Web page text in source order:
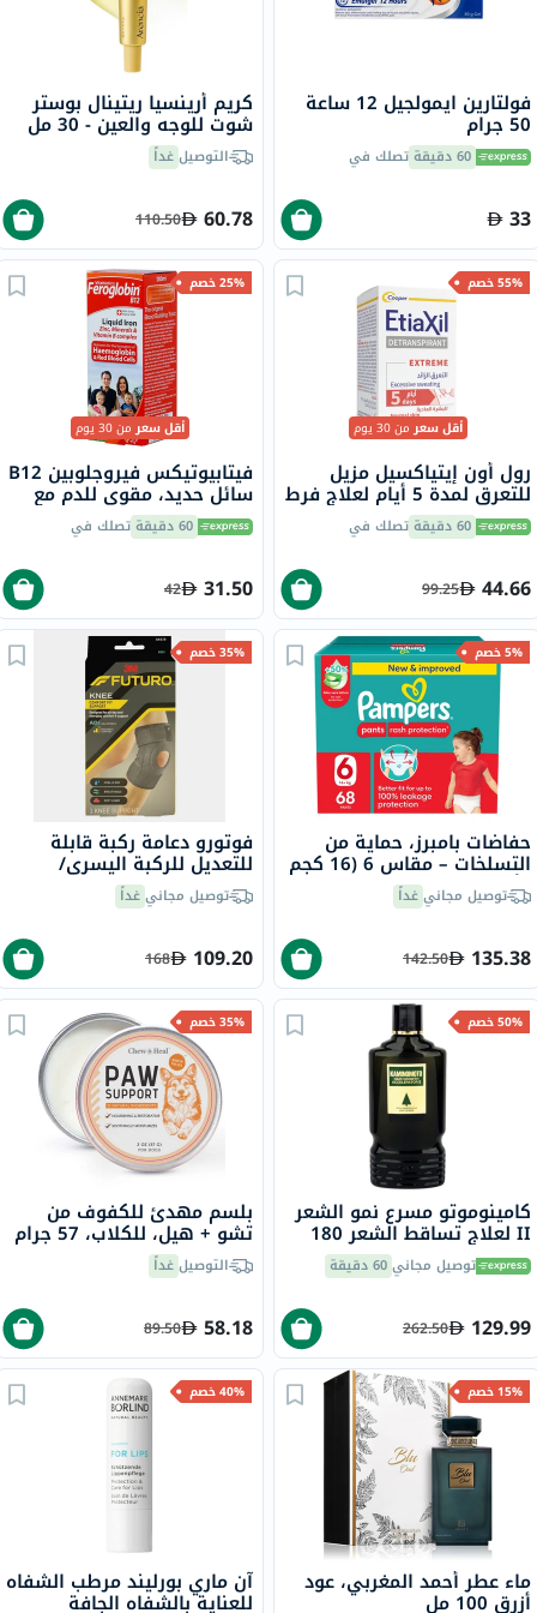
فولتارين ايمولجيل 12 ساعة
50 جرام
60 دقيقة تصلك في
33
كريم أرينسيا ريتينال بوستر
شوت للوجه والعين - 30 مل
التوصيلغداً
60.78
110.50
55% خصم
أقل سعرمن 30 يوم
رول أون إيتياكسيل مزيل
للتعرق لمدة 5 أيام لعلاج فرط
التعرق تحت الإبطين، 15 مل
60 دقيقة تصلك في
44.66
99.25
25% خصم
أقل سعرمن 30 يوم
فيتابيوتيكس فيروجلوبين B12
سائل حديد، مقوي للدم مع
المعادن وفيتامينات B المركب
200 مل 60 دقيقة تصلك في
31.50
42
5% خصم
حفاضات بامبرز، حماية من
التسلخات – مقاس 6 (16 كجم
فأكثر) – 68 قطعة
توصيل مجانيغداً
135.38
142.50
35% خصم
فوتورو دعامة ركبة قابلة
للتعديل للركبة اليسرى/
اليمنى، دعم متوسط، لون
رمادي، مقاس واحد، حزمه من
توصيل مجانيغداً
109.20
168
50% خصم
كامينوموتو مسرع نمو الشعر
II لعلاج تساقط الشعر 180
مل توصيل مجاني60 دقيقة
129.99
262.50
35% خصم
بلسم مهدئ للكفوف من
تشو + هيل، للكلاب، 57 جرام
التوصيلغداً
58.18
89.50
15% خصم
ماء عطر أحمد المغربي، عود
أزرق 100 مل
40% خصم
آن ماري بورليند مرطب الشفاه
للعناية بالشفاه الجافة